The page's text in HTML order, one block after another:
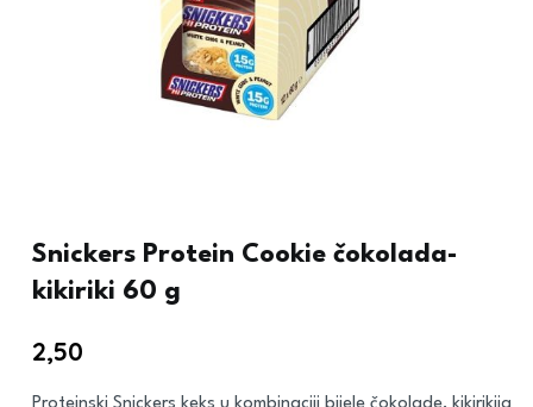
Snickers Protein Cookie čokolada-
kikiriki 60 g
2,50